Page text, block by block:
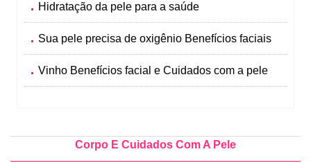
Hidratação da pele para a saúde
Sua pele precisa de oxigênio Benefícios faciais
Vinho Benefícios facial e Cuidados com a pele
Corpo E Cuidados Com A Pele